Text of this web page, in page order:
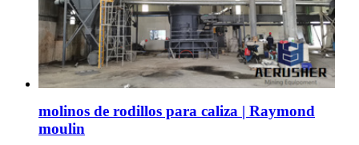
molinos de rodillos para caliza | Raymond
moulin